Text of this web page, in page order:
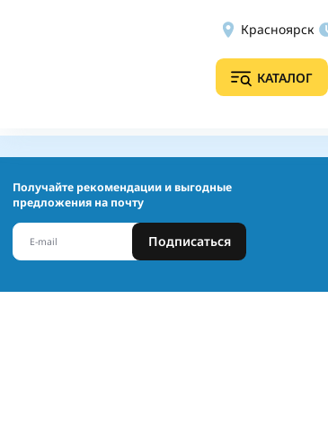
Красноярск
КАТАЛОГ
Получайте рекомендации и выгодные
предложения на почту
Подписаться